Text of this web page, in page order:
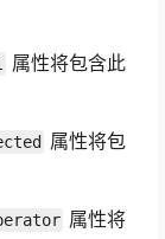
属性将包含此
属性将包
属性将